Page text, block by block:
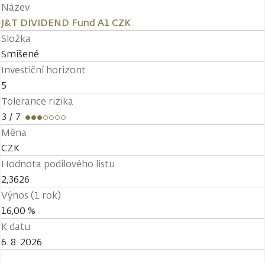
Název
J&T DIVIDEND Fund A1 CZK
Složka
Smíšené
Investiční horizont
5
Tolerance rizika
3 / 7
Měna
CZK
Hodnota podílového listu
2,3626
Výnos (1 rok)
16,00 %
K datu
6. 8. 2026